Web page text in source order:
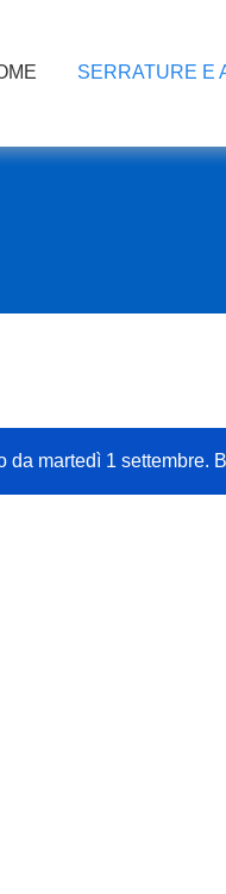
SERRATURE E
da martedì 1 settembre.